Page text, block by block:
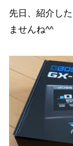
先日、紹介し
ませんね^^